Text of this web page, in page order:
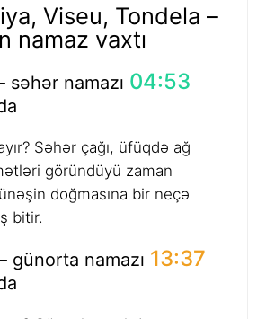
Viseu, Tondela –
namaz vaxtı
namazı 04:53
Səhər çağı, üfüqdə ağ
göründüyü zaman
doğmasına bir neçə
bitir.
günorta namazı 13:37